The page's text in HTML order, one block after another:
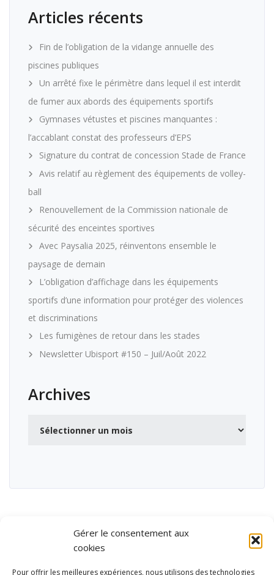
Gérer le consentement aux
cookies
Pour offrir les meilleures expériences, nous utilisons des technologies
Articles récents
Fin de l’obligation de la vidange annuelle des
piscines publiques
Un arrêté fixe le périmètre dans lequel il est interdit
de fumer aux abords des équipements sportifs
Gymnases vétustes et piscines manquantes :
l’accablant constat des professeurs d’EPS
Signature du contrat de concession Stade de France
Avis relatif au règlement des équipements de volley-
ball
Renouvellement de la Commission nationale de
sécurité des enceintes sportives
Avec Paysalia 2025, réinventons ensemble le
paysage de demain
L’obligation d’affichage dans les équipements
sportifs d’une information pour protéger des violences
et discriminations
Les fumigènes de retour dans les stades
Newsletter Ubisport #150 – Juil/Août 2022
Archives